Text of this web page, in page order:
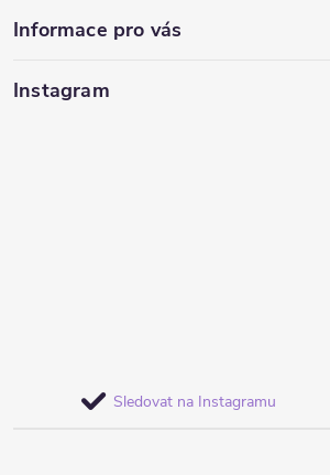
Informace pro vás
Instagram
Sledovat na Instagramu